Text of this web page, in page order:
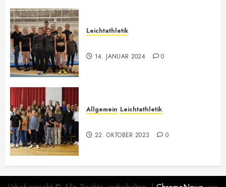
Leichtathletik
14. JANUAR 2024 0
Allgemein Leichtathletik
22. OKTOBER 2023 0